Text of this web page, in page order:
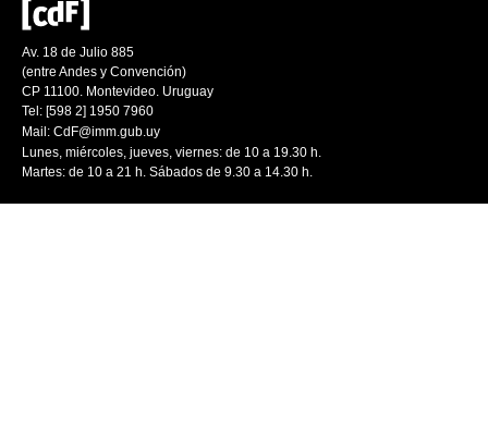
Av. 18 de Julio 885
(entre Andes y Convención)
CP 11100. Montevideo. Uruguay
Tel: [598 2] 1950 7960
Mail: CdF@imm.gub.uy
Lunes, miércoles, jueves, viernes: de 10 a 19.30 h.
Martes: de 10 a 21 h. Sábados de 9.30 a 14.30 h.